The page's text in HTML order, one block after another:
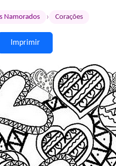
Namorados › Corações
Imprimir